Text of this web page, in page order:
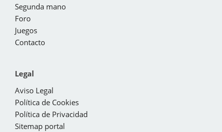
Segunda mano
Foro
Juegos
Contacto
Legal
Aviso Legal
Política de Cookies
Política de Privacidad
Sitemap portal